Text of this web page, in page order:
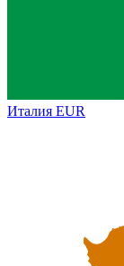
Италия EUR